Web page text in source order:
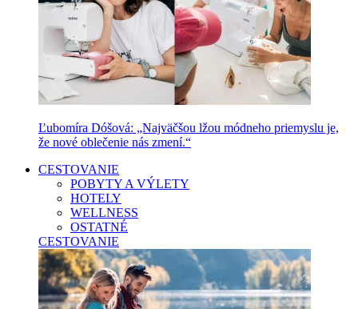
Ľubomíra Dóšová: „Najväčšou lžou módneho priemyslu je,
že nové oblečenie nás zmení.“
CESTOVANIE
POBYTY A VÝLETY
HOTELY
WELLNESS
OSTATNÉ
CESTOVANIE